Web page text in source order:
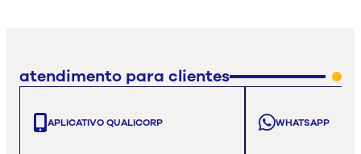
atendimento para clientes
APLICATIVO QUALICORP WHATSAPP